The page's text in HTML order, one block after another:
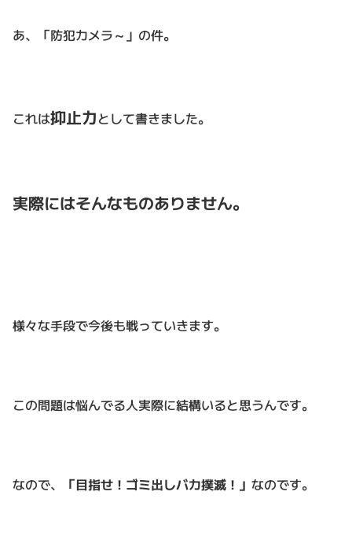
あ、「防犯カメラ～」の件。
これは抑止力として書きました。
実際にはそんなものありません。
様々な手段で今後も戦っていきます。
この問題は悩んでる人実際に結構いると思うんです。
なので、 「目指せ！ゴミ出しバカ撲滅！」 なのです。